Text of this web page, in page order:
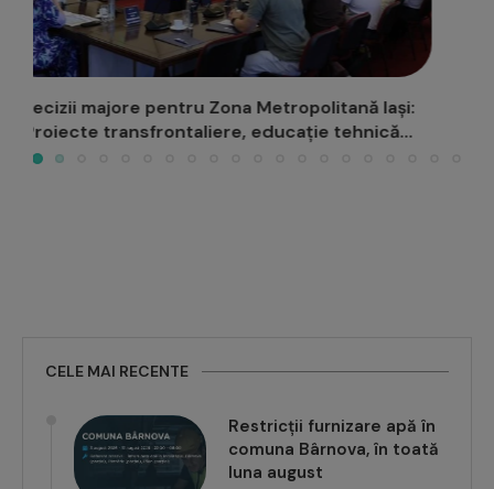
Un copil nu stă în calea visurilor sau a carierei
comuna Bârnova, în toată
luna august